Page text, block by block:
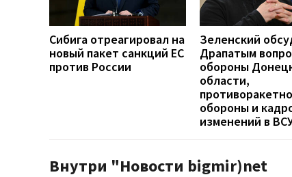
Сибига отреагировал на
новый пакет санкций ЕС
против России
Зеленский
Драпатым
обороны
области,
обороны и
изменений в
Внутри "Новости bigmir)net